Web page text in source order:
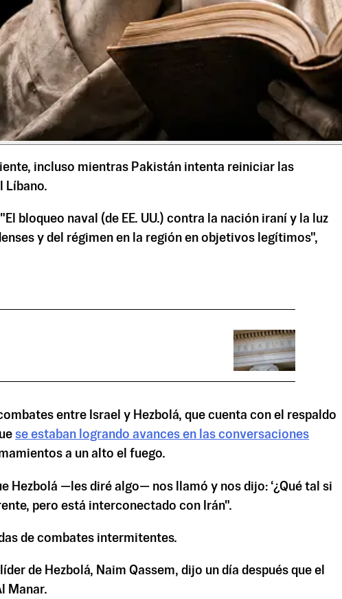
incluso mientras Pakistán intenta reiniciar las
Líbano.
bloqueo naval (de EE. UU.) contra la nación iraní y la luz
y del régimen en la región en objetivos legítimos",
entre Israel y Hezbolá, que cuenta con el respaldo
se estaban logrando avances en las conversaciones
a un alto el fuego.
Hezbolá —les diré algo— nos llamó y nos dijo: ‘¿Qué tal si
pero está interconectado con Irán".
de combates intermitentes.
de Hezbolá, Naim Qassem, dijo un día después que el
Manar.